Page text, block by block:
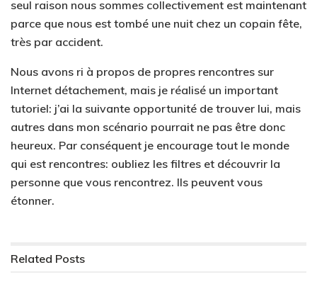
seul raison nous sommes collectivement est maintenant
parce que nous est tombé une nuit chez un copain fête,
très par accident.
Nous avons ri à propos de propres rencontres sur
Internet détachement, mais je réalisé un important
tutoriel: j’ai la suivante opportunité de trouver lui, mais
autres dans mon scénario pourrait ne pas être donc
heureux. Par conséquent je encourage tout le monde
qui est rencontres: oubliez les filtres et découvrir la
personne que vous rencontrez. Ils peuvent vous
étonner.
Related Posts